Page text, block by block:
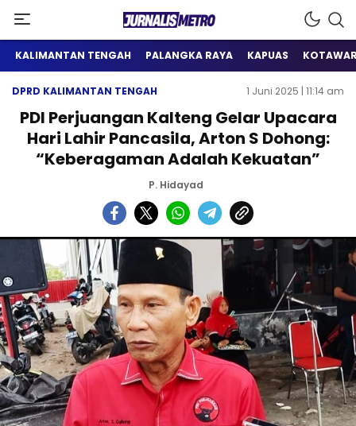
Jurnalis Metro
Satu Wadah Informasi
KALIMANTAN TENGAH PALANGKA RAYA KAPUAS
DPRD KALIMANTAN TENGAH 1 Juni 2025 | 11:14 am
PDI Perjuangan Kalteng Gelar Upacara
Hari Lahir Pancasila, Arton S Dohong:
“Keberagaman Adalah Kekuatan”
P. Hidayad